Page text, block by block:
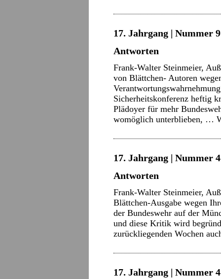
17. Jahrgang | Nummer
Antworten
Frank-Walter Steinmeier,
von Blättchen- Autoren
Sicherheitskonferenz heftig
Plädoyer für mehr
womöglich unterblieben, …
17. Jahrgang | Nummer
Antworten
Frank-Walter Steinmeier,
Blättchen-Ausgabe wegen
der Bundeswehr auf der
und diese Kritik wird
zurückliegenden Wochen
17. Jahrgang | Nummer